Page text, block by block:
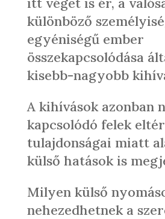
különböző
egyéniségű ember
összekapcsolódása
kisebb-nagyobb
A kihívások azonban
kapcsolódó felek
tulajdonságai miatt
külső hatások is
Milyen külső
nehezedhetnek a